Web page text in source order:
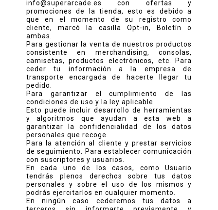
info@superarcade.es con ofertas y
promociones de la tienda, esto es debido a
que en el momento de su registro como
cliente, marcó la casilla Opt-in, Boletín o
ambas.
Para gestionar la venta de nuestros productos
consistente en merchandising, consolas,
camisetas, productos electrónicos, etc. Para
ceder tu información a la empresa de
transporte encargada de hacerte llegar tu
pedido.
Para garantizar el cumplimiento de las
condiciones de uso y la ley aplicable.
Esto puede incluir desarrollo de herramientas
y algoritmos que ayudan a esta web a
garantizar la confidencialidad de los datos
personales que recoge.
Para la atención al cliente y prestar servicios
de seguimiento. Para establecer comunicación
con suscriptores y usuarios.
En cada uno de los casos, como Usuario
tendrás plenos derechos sobre tus datos
personales y sobre el uso de los mismos y
podrás ejercitarlos en cualquier momento.
En ningún caso cederemos tus datos a